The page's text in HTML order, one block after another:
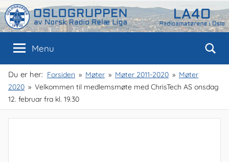
Skip
to
content
Oslogruppen
av
NRRL
Oslo
Menu
Du er her: Forsiden Møter Møter 2011-2020
Møter
2020
Velkommen til medlemsmøte med ChrisTech AS onsdag
12. februar fra kl. 19.30